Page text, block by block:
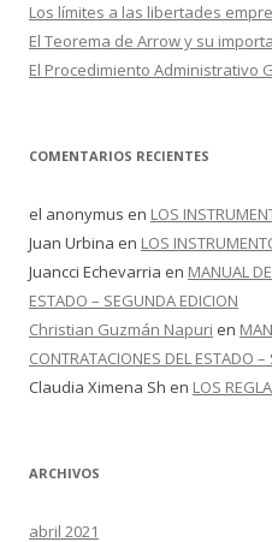
Los límites a las libertades
El Teorema de Arrow y su
El Procedimiento Administrativo
COMENTARIOS RECIENTES
el anonymus en LOS
Juan Urbina en LOS
Juancci Echevarria en MANUAL
ESTADO – SEGUNDA EDICION
Christian Guzmán Napuri en
CONTRATACIONES DEL ESTADO
Claudia Ximena Sh en LOS
ARCHIVOS
abril 2021